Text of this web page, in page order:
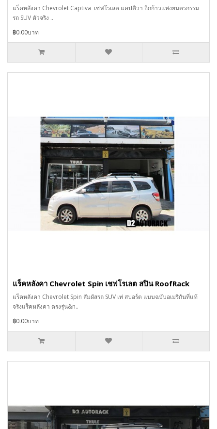
แร็คหลังคา Chevrolet Captiva เชฟโรเลต แคปติวา อีกก้าวแห่งยนตรกรรม
รถ SUV ตัวจริง ..
฿0.00บาท
แร็คหลังคา Chevrolet Spin เชฟโรเลต สปิน RoofRack
แร็คหลังคา Chevrolet Spin สัมผัสรถ SUV เท่ สปอร์ต แบบฉบับอเมริกันที่แท้
จริงแร็คหลังคา ตรงรุ่น&n..
฿0.00บาท